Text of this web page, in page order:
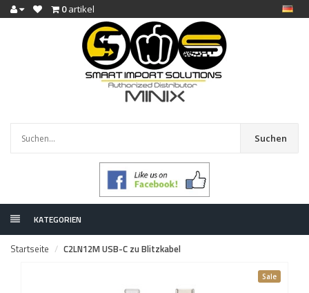
0artikel
Suchen
KATEGORIEN
Startseite C2LN12M USB-C zu Blitzkabel
Sale